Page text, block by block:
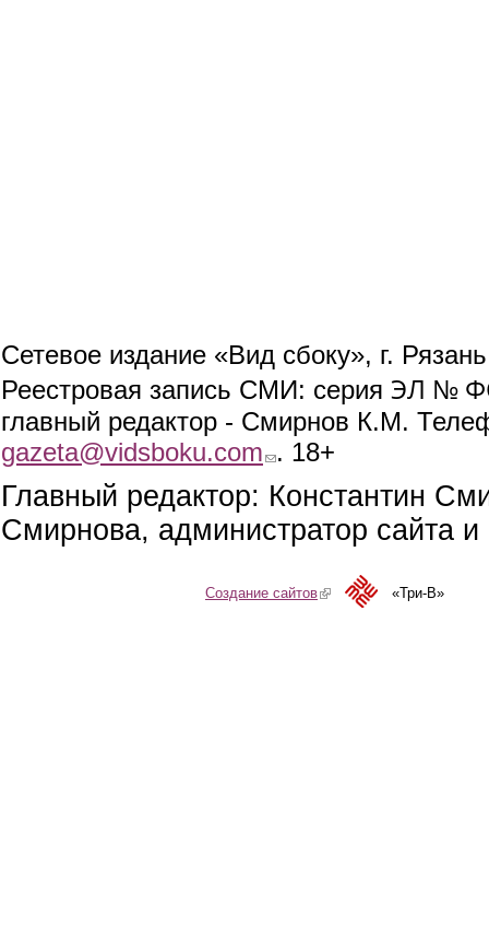
Сетевое издание «Вид сбоку», г.
Реестровая запись СМИ: серия ЭЛ №
главный редактор - Смирнов К.М.
gazeta@vidsboku.com (link sends e-mail)
. 18+
Главный редактор: Константин
Смирнова, администратор сайта
Создание сайтов(link is external)«Три-В»